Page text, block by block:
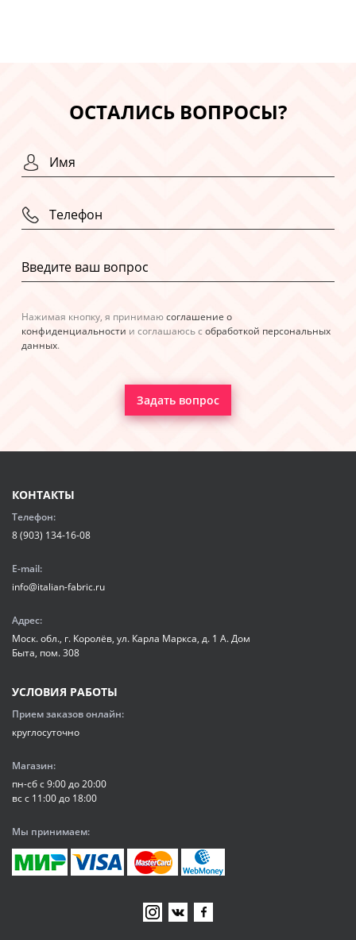
ОСТАЛИСЬ ВОПРОСЫ?
Нажимая кнопку, я принимаюсоглашение о
конфиденциальности и соглашаюсь с обработкой персональных
данных.
Задать вопрос
КОНТАКТЫ
Телефон:
8 (903) 134-16-08
E-mail:
info@italian-fabric.ru
Адрес:
Моск. обл., г. Королёв, ул. Карла Маркса, д. 1 А. Дом
Быта, пом. 308
УСЛОВИЯ РАБОТЫ
Прием заказов онлайн:
круглосуточно
Магазин:
пн-сб с 9:00 до 20:00
вс с 11:00 до 18:00
Мы принимаем: